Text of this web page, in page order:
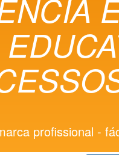
profissional -